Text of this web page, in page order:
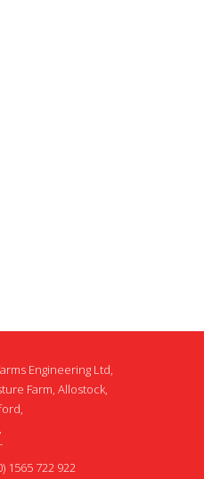
Engineering Ltd,
Farm, Allostock,
1565 722 922